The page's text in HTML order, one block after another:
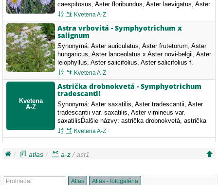
caespitosus, Aster floribundus, Aster laevigatus, Aster
luxurians, Aster mutabilis, Aster onustus, Aster
serotinus, Aster spectabilis, Aster…
Kvetena A-Z
Astra vrbovitá - Symphyotrichum x
salignum
Synonymá: Aster auriculatus, Aster frutetorum, Aster
hungaricus, Aster lanceolatus x Aster novi-belgii, Aster
leiophyllus, Aster salicifolius, Aster salicifolius f.
salicifolius, Aster salicinus, Aster salignusČeský
názov: hvězdnice vrbovitá Kríženec:…
Kvetena A-Z
Astrička drobnokvetá - Symphyotrichum
tradescantii
Synonymá: Aster saxatilis, Aster tradescantii, Aster
tradescantii var. saxatilis, Aster vimineus var.
saxatilisĎalšie názvy: astrička drobnokvetá, astrička
malokvetá Čeľaď: Asteraceae - astrovité Farba kvetov:
biela, Doba kvitnutia: august,…
Kvetena A-Z
atlas a-z / ast1
Atlas Atlas - fotogaléria